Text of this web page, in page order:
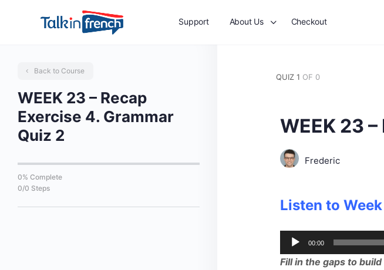
Support About Us Checkout
Back to Course
WEEK 23 – Recap
Exercise 4. Grammar
Quiz 2
0% Complete
0/0 Steps
QUIZ 1 OF 0
WEEK 23
Frederic
Listen to
Audio
Player
00:00
Fill in the gaps to